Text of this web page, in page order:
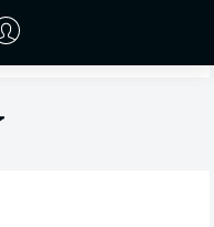
remain one point and
Nullfünfer.